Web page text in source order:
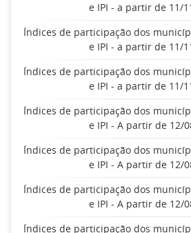
e IPI - a partir de 11/
Índices de participação dos
e IPI - a partir de 11/
Índices de participação dos
e IPI - a partir de 11/
Índices de participação dos
e IPI - A partir de 12/
Índices de participação dos
e IPI - A partir de 12/
Índices de participação dos
e IPI - A partir de 12/
Índices de participação dos